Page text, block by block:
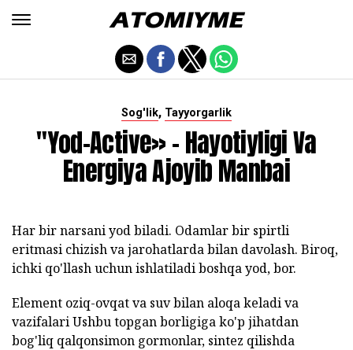
Sog'lik, Tayyorgarlik
"Yod-Active» - Hayotiyligi Va
Energiya Ajoyib Manbai
Har bir narsani yod biladi. Odamlar bir spirtli
eritmasi chizish va jarohatlarda bilan davolash. Biroq,
ichki qo'llash uchun ishlatiladi boshqa yod, bor.
Element oziq-ovqat va suv bilan aloqa keladi va
vazifalari Ushbu topgan borligiga ko'p jihatdan
bog'liq qalqonsimon gormonlar, sintez qilishda